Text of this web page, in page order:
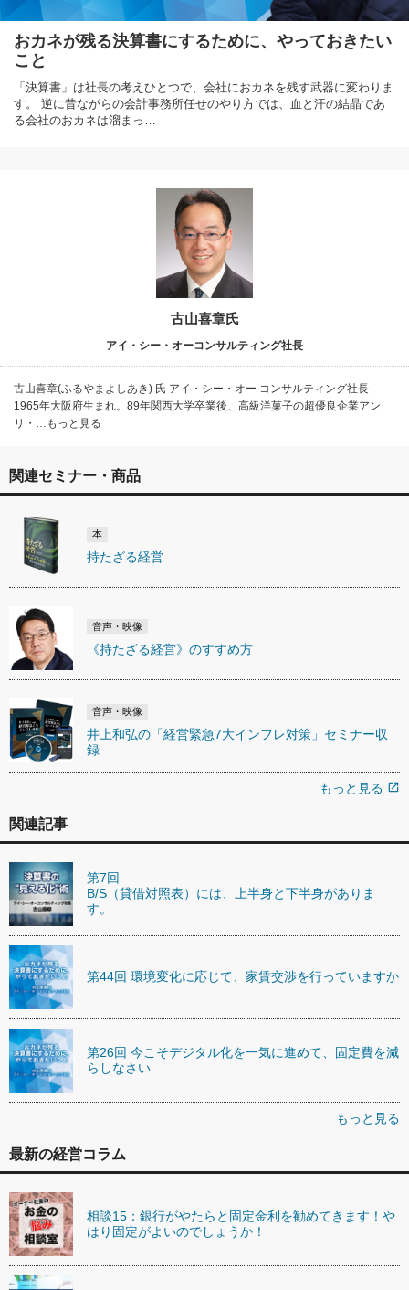
おカネが残る決算書にするために、やっておきたい
こと
「決算書」は社長の考えひとつで、会社におカネを残す武器に変わりま
す。 逆に昔ながらの会計事務所任せのやり方では、血と汗の結晶であ
る会社のおカネは溜まっ…
古山喜章氏
アイ・シー・オーコンサルティング社長
古山喜章(ふるやまよしあき) 氏 アイ・シー・オー コンサルティング社長
1965年大阪府生まれ。89年関西大学卒業後、高級洋菓子の超優良企業アン
リ・…もっと見る
関連セミナー・商品
本
持たざる経営
音声・映像
《持たざる経営》のすすめ方
音声・映像
井上和弘の「経営緊急7大インフレ対策」セミナー収
録
もっと見る open_in_new
関連記事
第7回
B/S（貸借対照表）には、上半身と下半身がありま
す。
第44回 環境変化に応じて、家賃交渉を行っていますか
第26回 今こそデジタル化を一気に進めて、固定費を減
らしなさい
もっと見る
最新の経営コラム
相談15：銀行がやたらと固定金利を勧めてきます！や
はり固定がよいのでしょうか！